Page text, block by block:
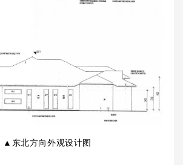
▲东北方向外观设计图